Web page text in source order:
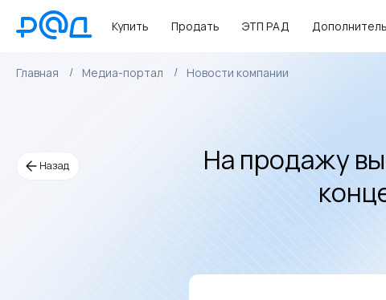
Купить Продать ЭТП РАД
Главная Медиа-портал Новости компании
Назад
На продажу